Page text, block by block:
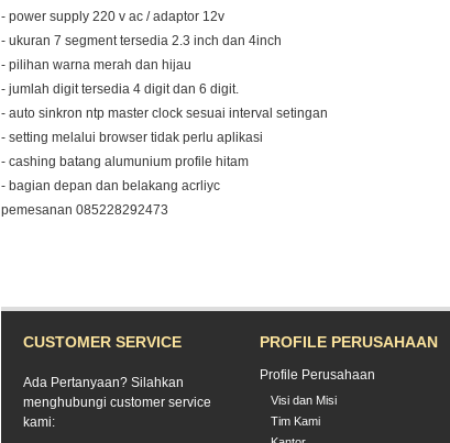
- power supply 220 v ac / adaptor 12v
- ukuran 7 segment tersedia 2.3 inch dan 4inch
- pilihan warna merah dan hijau
- jumlah digit tersedia 4 digit dan 6 digit.
- auto sinkron ntp master clock sesuai interval setingan
- setting melalui browser tidak perlu aplikasi
- cashing batang alumunium profile hitam
- bagian depan dan belakang acrliyc
pemesanan 085228292473
CUSTOMER SERVICE
Ada Pertanyaan? Silahkan
menghubungi customer service
kami:
PROFILE PERUSAHAAN
Profile Perusahaan
Visi dan Misi
Tim Kami